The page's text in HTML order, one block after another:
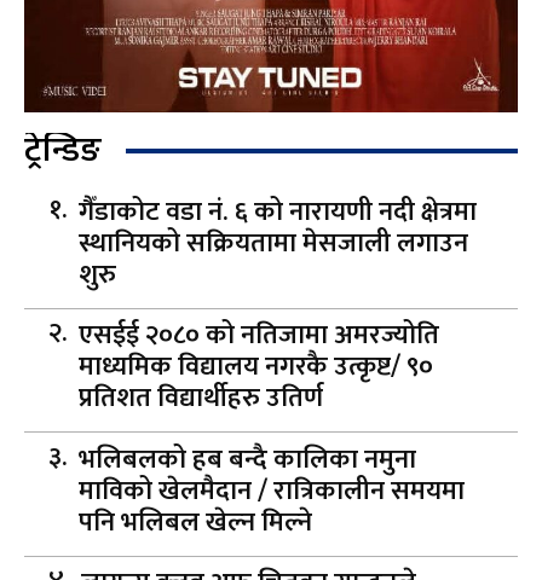
ट्रेन्डिङ
गैँडाकोट वडा नं. ६ को नारायणी नदी क्षेत्रमा
स्थानियको सक्रियतामा मेसजाली लगाउन
शुरु
एसईई २०८० को नतिजामा अमरज्योति
माध्यमिक विद्यालय नगरकै उत्कृष्ट/ ९०
प्रतिशत विद्यार्थीहरु उतिर्ण
भलिबलको हब बन्दै कालिका नमुना
माविको खेलमैदान / रात्रिकालीन समयमा
पनि भलिबल खेल्न मिल्ने